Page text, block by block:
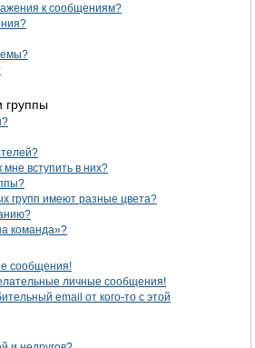
к сообщениям?
группы
мне вступить в них?
групп имеют разные цвета?
команда»?
сообщения!
личные сообщения!
email от кого-то с этой